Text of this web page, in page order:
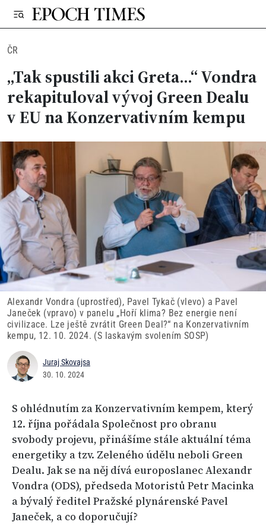
ČR
„Tak spustili akci Greta…“ Vondra
rekapituloval vývoj Green Dealu
v EU na Konzervativním kempu
Alexandr Vondra (uprostřed), Pavel Tykač (vlevo) a Pavel
Janeček (vpravo) v panelu „Hoří klima? Bez energie není
civilizace. Lze ještě zvrátit Green Deal?“ na Konzervativním
kempu, 12. 10. 2024. (S laskavým svolením SOSP)
Juraj Skovajsa
30. 10. 2024
S ohlédnutím za Konzervativním kempem, který
12. října pořádala Společnost pro obranu
svobody projevu, přinášíme stále aktuální téma
energetiky a tzv. Zeleného údělu neboli Green
Dealu. Jak se na něj dívá europoslanec Alexandr
Vondra (ODS), předseda Motoristů Petr Macinka
a bývalý ředitel Pražské plynárenské Pavel
Janeček, a co doporučují?